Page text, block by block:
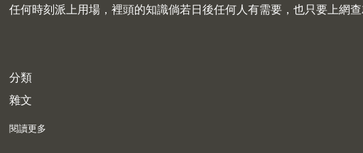
任何時刻派上用場，裡頭的知識倘若日後任何人有需要，也只要上網查
分類
雜文
閱讀更多